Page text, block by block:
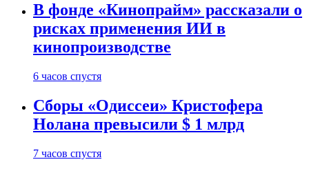
В фонде «Кинопрайм» рассказали о
рисках применения ИИ в
кинопроизводстве
6 часов спустя
Сборы «Одиссеи» Кристофера
Нолана превысили $ 1 млрд
7 часов спустя